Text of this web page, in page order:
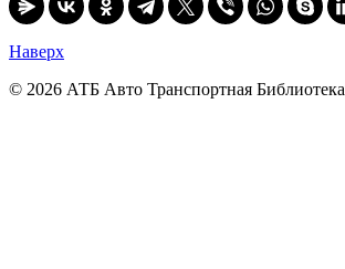
Наверх
© 2026 АТБ Авто Транспортная Библиотека